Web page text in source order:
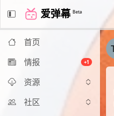
爱弹幕 Beta
首页
情报
+1
资源
社区